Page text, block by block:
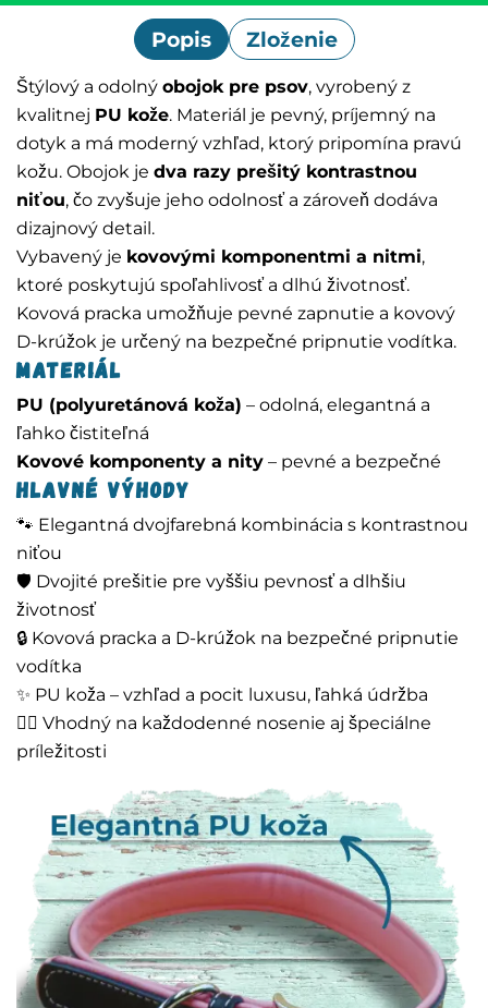
Popis Zloženie
Štýlový a odolný obojok pre psov, vyrobený z
kvalitnej PU kože. Materiál je pevný, príjemný na
dotyk a má moderný vzhľad, ktorý pripomína pravú
kožu. Obojok je dva razy prešitý kontrastnou
niťou, čo zvyšuje jeho odolnosť a zároveň dodáva
dizajnový detail.
Vybavený je kovovými komponentmi a nitmi,
ktoré poskytujú spoľahlivosť a dlhú životnosť.
Kovová pracka umožňuje pevné zapnutie a kovový
D-krúžok je určený na bezpečné pripnutie vodítka.
Materiál
PU (polyuretánová koža) – odolná, elegantná a
ľahko čistiteľná
Kovové komponenty a nity – pevné a bezpečné
Hlavné výhody
🐾 Elegantná dvojfarebná kombinácia s kontrastnou
niťou
🛡️ Dvojité prešitie pre vyššiu pevnosť a dlhšiu
životnosť
🔒 Kovová pracka a D-krúžok na bezpečné pripnutie
vodítka
✨ PU koža – vzhľad a pocit luxusu, ľahká údržba
🚶‍♂️ Vhodný na každodenné nosenie aj špeciálne
príležitosti